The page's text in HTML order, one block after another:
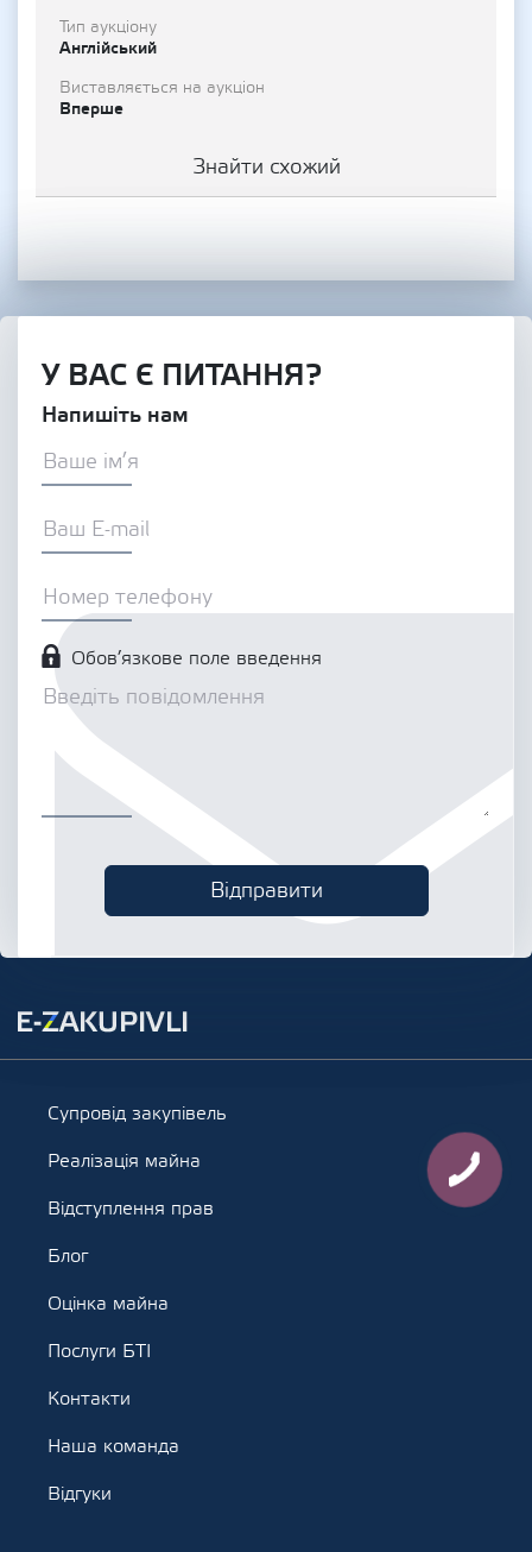
Тип аукціону
Англійський
Виставляється на аукціон
Вперше
Знайти схожий
У ВАС Є ПИТАННЯ?
Напишіть нам
Обов’язкове поле введення
Супровід закупівель
Реалізація майна
Відступлення прав
Блог
Оцінка майна
Послуги БТІ
Контакти
Наша команда
Відгуки